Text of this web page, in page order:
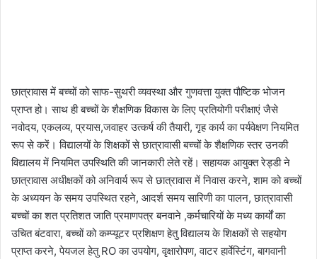
छात्रावास में बच्चों को साफ-सुथरी व्यवस्था और गुणवत्ता युक्त पौष्टिक भोजन
प्राप्त हो। साथ ही बच्चों के शैक्षणिक विकास के लिए प्रतियोगी परीक्षाएं जैसे
नवोदय, एकलव्य, प्रयास,जवाहर उत्कर्ष की तैयारी, गृह कार्य का पर्यवेक्षण नियमित
रूप से करें। विद्यालयों के शिक्षकों से छात्रावासी बच्चों के शैक्षणिक स्तर उनकी
विद्यालय में नियमित उपस्थिति की जानकारी लेते रहें। सहायक आयुक्त रेड्डी ने
छात्रावास अधीक्षकों को अनिवार्य रूप से छात्रावास में निवास करने, शाम को बच्चों
के अध्ययन के समय उपस्थित रहने, आदर्श समय सारिणी का पालन, छात्रावासी
बच्चों का शत प्रतिशत जाति प्रमाणपत्र बनवाने ,कर्मचारियों के मध्य कार्यों का
उचित बंटवारा, बच्चों को कम्प्यूटर प्रशिक्षण हेतु विद्यालय के शिक्षकों से सहयोग
प्राप्त करने, पेयजल हेतु RO का उपयोग, वृक्षारोपण, वाटर हार्वेस्टिंग, बागवानी